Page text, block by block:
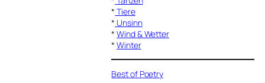
* Tiere
* Unsinn
*Wind & Wetter
*Winter
Best of Poetry